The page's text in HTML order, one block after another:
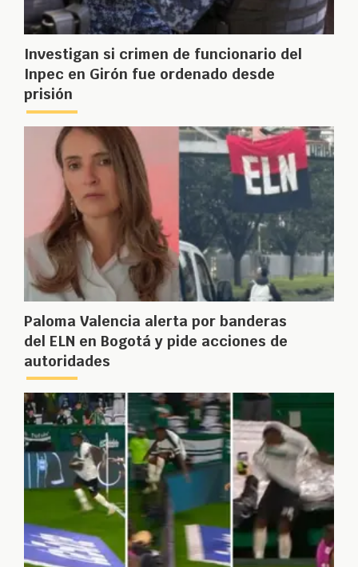
Investigan si crimen de funcionario del
Inpec en Girón fue ordenado desde
prisión
Paloma Valencia alerta por banderas
del ELN en Bogotá y pide acciones de
autoridades